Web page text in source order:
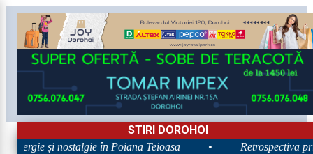
STIRI DOROHOI
și nostalgie în Poiana Teioasa Retrospectiva